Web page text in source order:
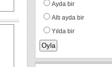
Ayda bir
Altı ayda bir
Yılda bir